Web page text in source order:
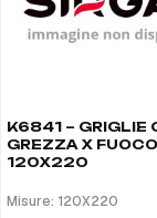
K6841 – GRIGLIE
GREZZA X FUOCO
120X220
Misure: 120X220